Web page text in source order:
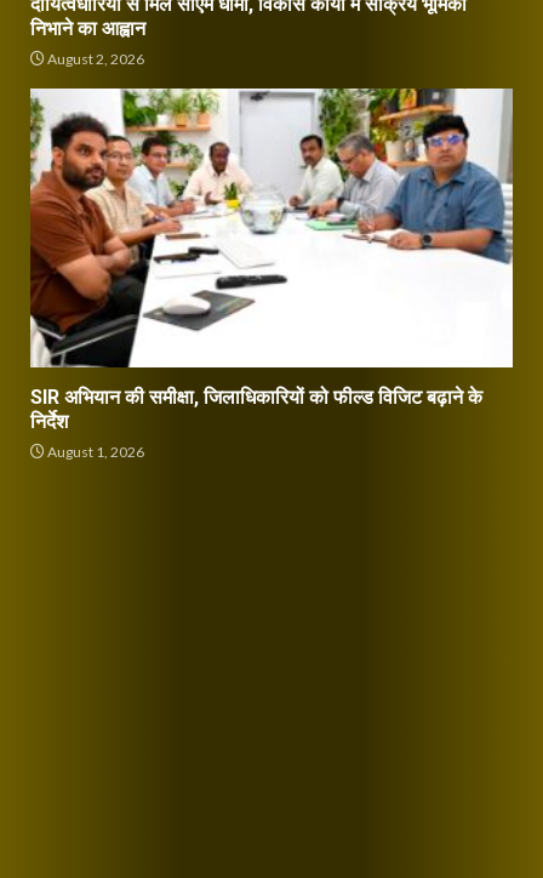
निभाने का आह्वान
August 2, 2026
SIR अभियान की समीक्षा, जिलाधिकारियों को फील्ड विजिट बढ़ाने के
निर्देश
August 1, 2026